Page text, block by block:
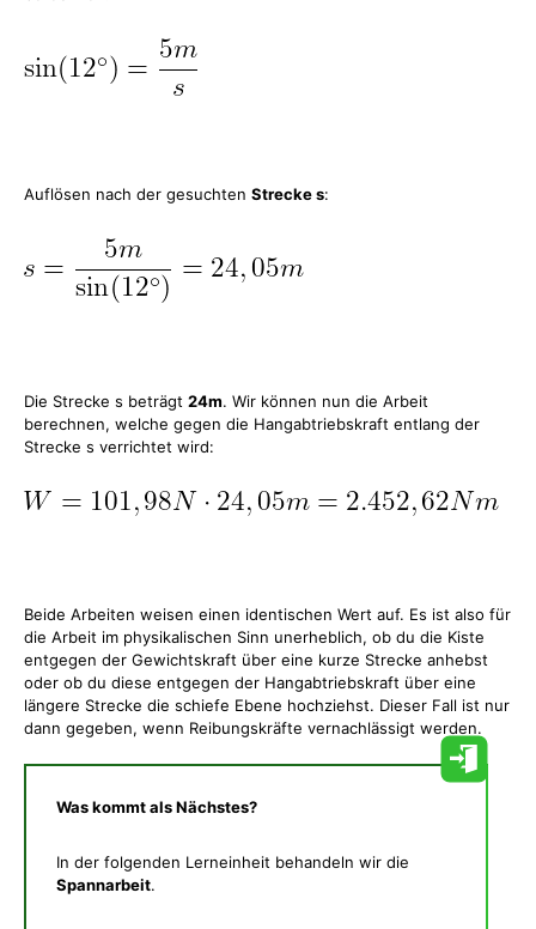
Auflösen nach der gesuchten Strecke s:
Die Strecke s beträgt 24m. Wir können nun die Arbeit
berechnen, welche gegen die Hangabtriebskraft entlang der
Strecke s verrichtet wird:
Beide Arbeiten weisen einen identischen Wert auf. Es ist also für
die Arbeit im physikalischen Sinn unerheblich, ob du die Kiste
entgegen der Gewichtskraft über eine kurze Strecke anhebst
oder ob du diese entgegen der Hangabtriebskraft über eine
längere Strecke die schiefe Ebene hochziehst. Dieser Fall ist nur
dann gegeben, wenn Reibungskräfte vernachlässigt werden.
Was kommt als Nächstes?
In der folgenden Lerneinheit behandeln wir die
Spannarbeit.